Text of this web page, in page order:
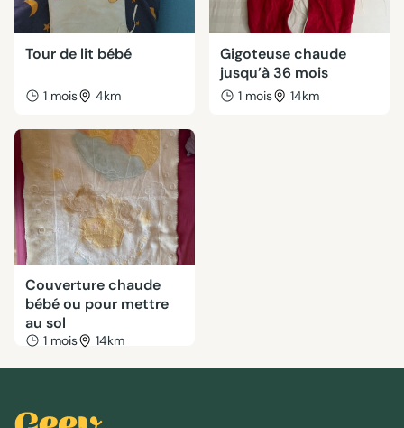
Tour de lit bébé
1 mois 4km
Gigoteuse chaude
jusqu’à 36 mois
1 mois 14km
Couverture chaude
bébé ou pour mettre
au sol
1 mois 14km